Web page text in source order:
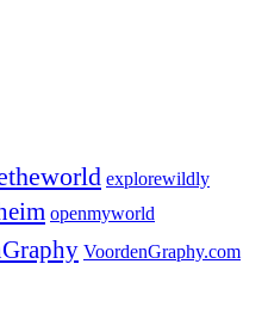
explorewildly
openmyworld
VoordenGraphy.com